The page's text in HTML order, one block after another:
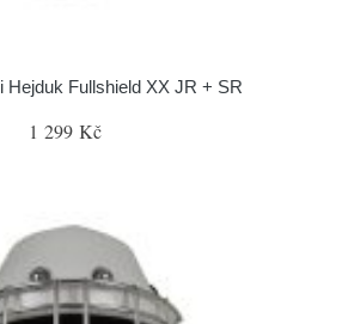
Hejduk Fullshield XX JR + SR
1 299 Kč